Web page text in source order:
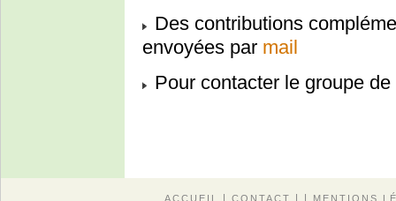
Des contributions
envoyées par mail
Pour contacter le groupe
ACCUEIL CONTACT MENTIONS